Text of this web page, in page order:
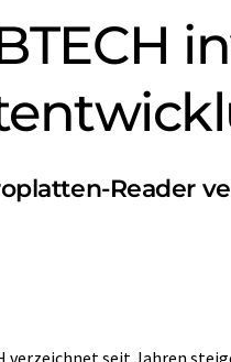
Reader
verzeichnet seit Jahren